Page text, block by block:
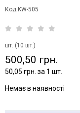
Код KW-505
шт. (10 шт.)
500,50 грн.
50,05 грн. за 1 шт.
Немає в наявності